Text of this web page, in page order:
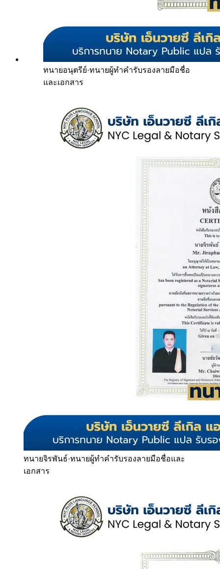
ทนายอนุตรีย์·ทนายผู้ทำคำรับรองลายมือชื่อ
และเอกสาร
ทนายจิรพันธ์·ทนายผู้ทำคำรับรองลายมือชื่อและ
เอกสาร